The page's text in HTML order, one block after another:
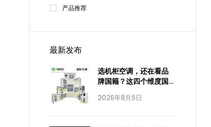
产品推荐
最新发布
2026年8月5日
选机柜空调，还在看品
牌国籍？这四个维度国